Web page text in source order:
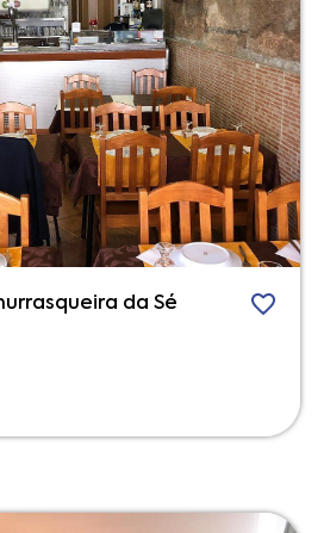
da Sé